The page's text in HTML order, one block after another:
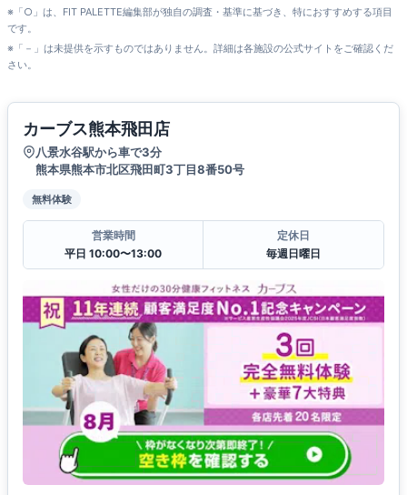
※「○」は、FIT PALETTE編集部が独自の調査・基準に基づき、特におすすめする項目
です。
※「－」は未提供を示すものではありません。詳細は各施設の公式サイトをご確認くだ
さい。
カーブス熊本飛田店
八景水谷駅から車で3分
熊本県熊本市北区飛田町3丁目8番50号
無料体験
営業時間
平日 10:00〜13:00
定休日
毎週日曜日